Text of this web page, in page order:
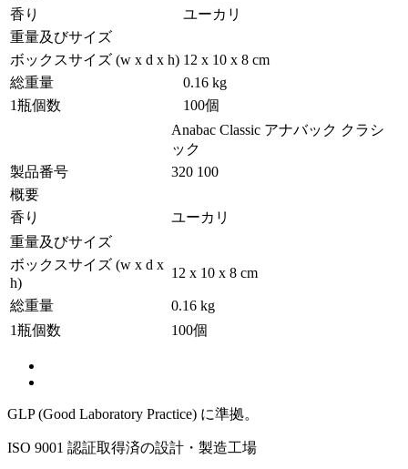
香り
ユーカリ
重量及びサイズ
ボックスサイズ (w x d x h) 12 x 10 x 8 cm
総重量
0.16 kg
1瓶個数
100個
Anabac Classic アナバック クラシ
ック
製品番号
320 100
概要
香り
ユーカリ
重量及びサイズ
ボックスサイズ (w x d x
h)
12 x 10 x 8 cm
総重量
0.16 kg
1瓶個数
100個
GLP (Good Laboratory Practice) に準拠。
ISO 9001 認証取得済の設計・製造工場